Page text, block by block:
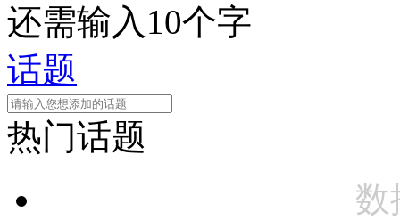
还需输入10个字
话题
热门话题
数